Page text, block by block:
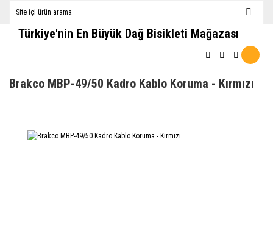
Türkiye'nin En Büyük Dağ Bisikleti Mağazası
Brakco MBP-49/50 Kadro Kablo Koruma - Kırmızı